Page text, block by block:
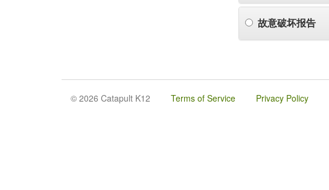
故意破坏报告
© 2026 Catapult K12 Terms of Service Privacy Policy